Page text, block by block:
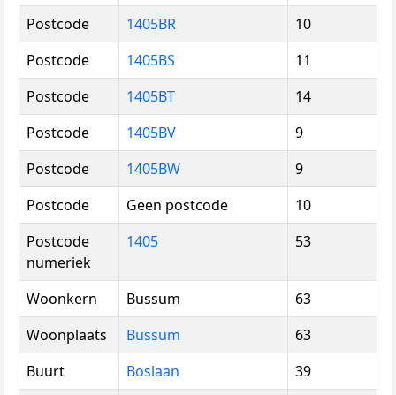
Postcode
1405BR
10
Postcode
1405BS
11
Postcode
1405BT
14
Postcode
1405BV
9
Postcode
1405BW
9
Postcode
Geen postcode
10
Postcode
numeriek
1405 53
Woonkern Bussum
63
Woonplaats
Bussum
63
Buurt
Boslaan
39